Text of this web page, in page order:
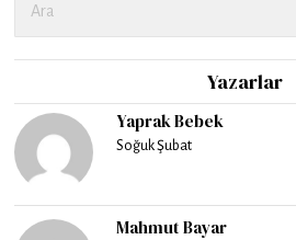
Yazarlar
Yaprak Bebek
Soğuk Şubat
Mahmut Bayar